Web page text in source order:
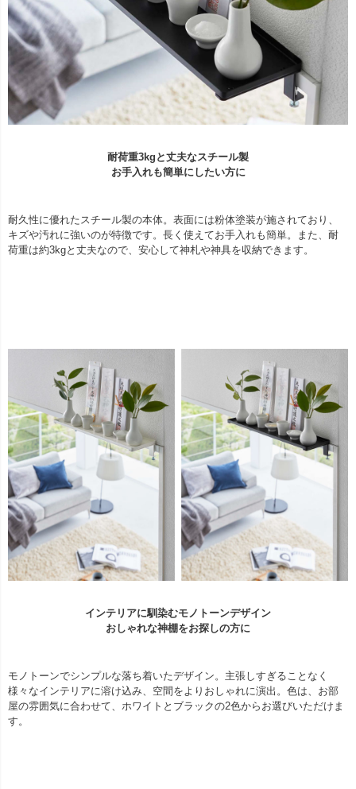
耐荷重3kgと丈夫なスチール製
お手入れも簡単にしたい方に
耐久性に優れたスチール製の本体。表面には粉体塗装が施されており、
キズや汚れに強いのが特徴です。長く使えてお手入れも簡単。また、耐
荷重は約3kgと丈夫なので、安心して神札や神具を収納できます。
インテリアに馴染むモノトーンデザイン
おしゃれな神棚をお探しの方に
モノトーンでシンプルな落ち着いたデザイン。主張しすぎることなく
様々なインテリアに溶け込み、空間をよりおしゃれに演出。色は、お部
屋の雰囲気に合わせて、ホワイトとブラックの2色からお選びいただけま
す。